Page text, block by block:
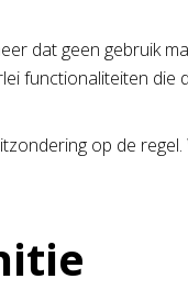
dat geen gebruik
functionaliteiten
op de